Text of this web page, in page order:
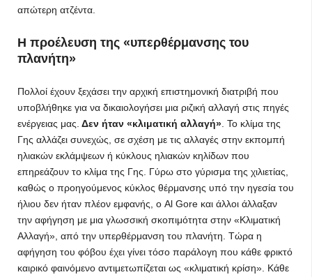
απώτερη ατζέντα.
Η προέλευση της «υπερθέρμανσης του
πλανήτη»
Πολλοί έχουν ξεχάσει την αρχική επιστημονική διατριβή που
υποβλήθηκε για να δικαιολογήσει μια ριζική αλλαγή στις πηγές
ενέργειας μας. Δεν ήταν «κλιματική αλλαγή» . Το κλίμα της
Γης αλλάζει συνεχώς, σε σχέση με τις αλλαγές στην εκπομπή
ηλιακών εκλάμψεων ή κύκλους ηλιακών κηλίδων που
επηρεάζουν το κλίμα της Γης. Γύρω στο γύρισμα της χιλιετίας,
καθώς ο προηγούμενος κύκλος θέρμανσης υπό την ηγεσία του
ήλιου δεν ήταν πλέον εμφανής, ο Al Gore και άλλοι άλλαξαν
την αφήγηση με μια γλωσσική σκοπιμότητα στην «Κλιματική
Αλλαγή», από την υπερθέρμανση του πλανήτη. Τώρα η
αφήγηση του φόβου έχει γίνει τόσο παράλογη που κάθε φρικτό
καιρικό φαινόμενο αντιμετωπίζεται ως «κλιματική κρίση». Κάθε